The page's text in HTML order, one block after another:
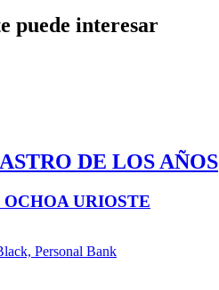
puede interesar
DE LOS AÑOS
URIOSTE